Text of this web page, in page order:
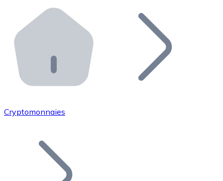
Distributeurs automatiques Bitnovo
Intégrez un ATM Bitnovo dans votre entreprise et
API Bitnovo
Intégrez notre API dans votre écosystème.
Rejoignez notre réseau de distributeurs et
Ajoutez le token de votre projet à notre service
Cryptomonnaies